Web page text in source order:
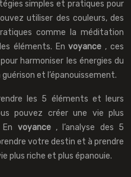
simples et pratiques pour
utiliser des couleurs, des
comme la méditation
éléments. Envoyance , ces
harmoniser les énergies du
et l’épanouissement.
les 5 éléments et leurs
pouvez créer une vie plus
voyance , l’analyse des 5
votre destin et à prendre
plus riche et plus épanouie.